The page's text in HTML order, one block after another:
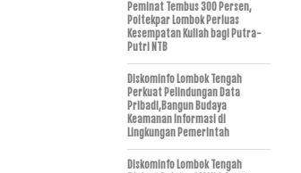
Peminat Tembus 300 Persen,
Poltekpar Lombok Perluas
Kesempatan Kuliah bagi Putra-
Putri NTB
Diskominfo Lombok Tengah
Perkuat Pelindungan Data
Pribadi,Bangun Budaya
Keamanan Informasi di
Lingkungan Pemerintah
Diskominfo Lombok Tengah